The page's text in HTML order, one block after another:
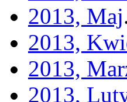
2013, Maj
2013,
2013,
2013,